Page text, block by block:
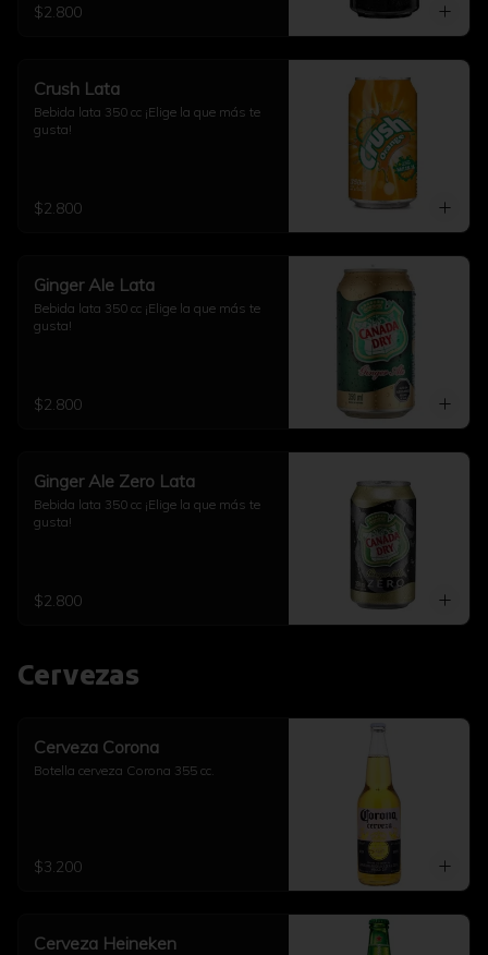
$2.800
Crush Lata
Bebida lata 350 cc ¡Elige la que más te
gusta!
$2.800
Ginger Ale Lata
Bebida lata 350 cc ¡Elige la que más te
gusta!
$2.800
Ginger Ale Zero Lata
Bebida lata 350 cc ¡Elige la que más te
gusta!
$2.800
Cervezas
Cerveza Corona
Botella cerveza Corona 355 cc.
$3.200
Cerveza Heineken